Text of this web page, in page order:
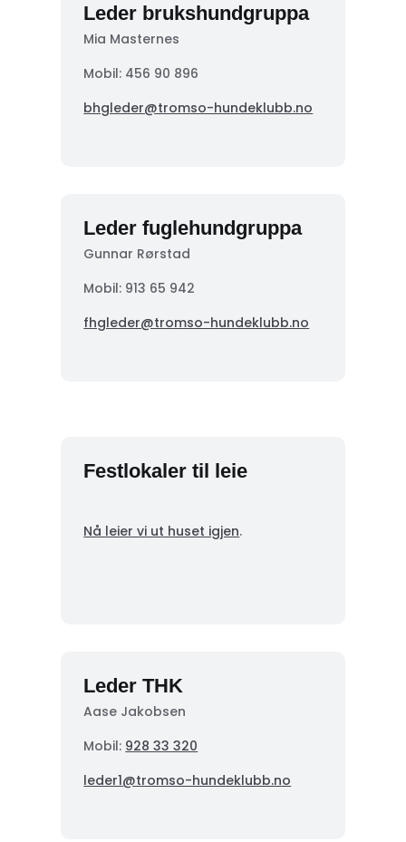
Leder brukshundgruppa
Mia Masternes
Mobil: 456 90 896
bhgleder@tromso-hundeklubb.no
Leder fuglehundgruppa
Gunnar Rørstad
Mobil: 913 65 942
fhgleder@tromso-hundeklubb.no
Festlokaler til leie
Nå leier vi ut huset igjen.
Leder THK
Aase Jakobsen
Mobil: 928 33 320
leder1@tromso-hundeklubb.no